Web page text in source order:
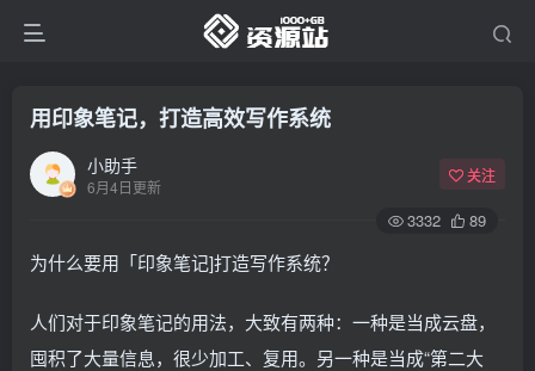
用印象笔记，打造高效写作系统
小助手
6月4日更新
关注
3332 89
为什么要用「印象笔记]打造写作系统？
人们对于印象笔记的用法，大致有两种：一种是当成云盘，
囤积了大量信息，很少加工、复用。另一种是当成“第二大